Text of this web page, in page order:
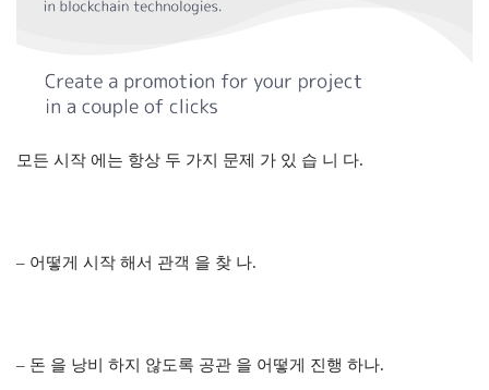
모든 시작 에는 항상 두 가지 문제 가 있 습 니 다.
– 어떻게 시작 해서 관객 을 찾 나.
– 돈 을 낭비 하지 않도록 공관 을 어떻게 진행 하나.